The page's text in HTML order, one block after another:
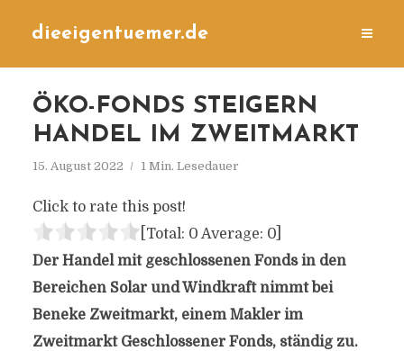
dieeigentuemer.de
ÖKO-FONDS STEIGERN
HANDEL IM ZWEITMARKT
15. August 2022 1 Min. Lesedauer
Click to rate this post!
[Total: 0 Average: 0]
Der Handel mit geschlossenen Fonds in den
Bereichen Solar und Windkraft nimmt bei
Beneke Zweitmarkt, einem Makler im
Zweitmarkt Geschlossener Fonds, ständig zu.